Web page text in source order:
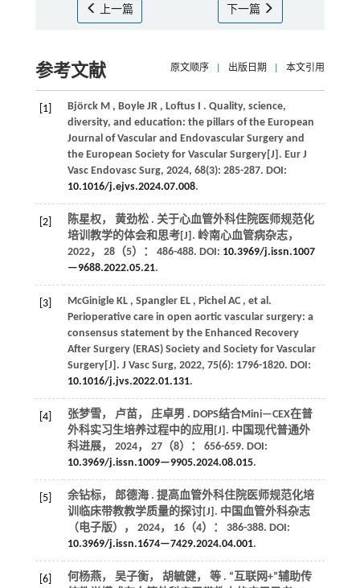
上一篇 下一篇
参考文献 原文顺序 出版日期 本文引用
[1] Björck M , Boyle JR , Loftus I . Quality, science,
diversity, and education: the pillars of the European
Journal of Vascular and Endovascular Surgery and
the European Society for Vascular Surgery[J]. Eur J
Vasc Endovasc Surg, 2024, 68(3): 285-287. DOI:
10.1016/j.ejvs.2024.07.008.
[2]
陈星权， 黄劲松 . 关于心血管外科住院医师规范化
培训教学的体会和思考[J]. 岭南心血管病杂志，
2022， 28（5）： 486-488. DOI: 10.3969/j.issn.1007
—9688.2022.05.21.
[3] McGinigle KL , Spangler EL , Pichel AC , et al.
Perioperative care in open aortic vascular surgery: a
consensus statement by the Enhanced Recovery
After Surgery (ERAS) Society and Society for Vascular
Surgery[J]. J Vasc Surg, 2022, 75(6): 1796-1820. DOI:
10.1016/j.jvs.2022.01.131.
[4]
张梦雪， 卢苗， 庄卓男 . DOPS结合Mini—CEX在普
外科实习生培养过程中的应用[J]. 中国现代普通外
科进展， 2024， 27（8）： 656-659. DOI:
10.3969/j.issn.1009—9905.2024.08.015.
[5]
余钻标， 郎德海 . 提高血管外科住院医师规范化培
训临床带教教学质量的探讨[J]. 中国血管外科杂志
（电子版）
， 2024， 16（4）： 386-388. DOI:
10.3969/j.issn.1674—7429.2024.04.001.
[6] 何杨燕， 吴子衡， 胡毓健， 等. “互联网+”辅助传